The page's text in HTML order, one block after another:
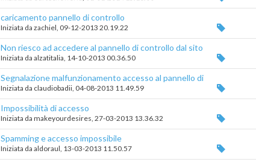
caricamento pannello di controllo
Iniziata da zachiel ‎, 09-12-2013 20.19.22
Non riesco ad accedere al pannello di controllo dal sito
Iniziata da alzatitalia ‎, 14-10-2013 00.36.50
Segnalazione malfunzionamento accesso al pannello di
controllo
Iniziata da claudiobadii ‎, 04-08-2013 11.49.59
Impossibilità di accesso
Iniziata da makeyourdesires ‎, 27-03-2013 13.36.32
Spamming e accesso impossibile
Iniziata da aldoraul ‎, 13-03-2013 11.50.57